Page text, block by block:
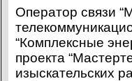
Оператор связи
“Комплексные
проекта
изыскательских